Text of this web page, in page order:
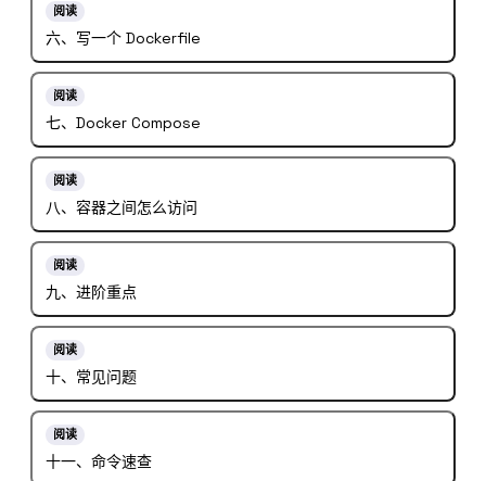
阅读
六、写一个 Dockerfile
阅读
七、Docker Compose
阅读
八、容器之间怎么访问
阅读
九、进阶重点
阅读
十、常见问题
阅读
十一、命令速查